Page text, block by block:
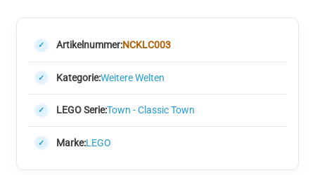
Artikelnummer:NCKLC003
Kategorie:Weitere Welten
LEGO Serie:Town - Classic Town
Marke:LEGO